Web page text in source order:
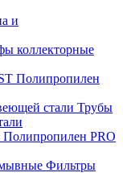
и
коллекторные
Полипропилен
Трубы
Полипропилен PRO
Фильтры